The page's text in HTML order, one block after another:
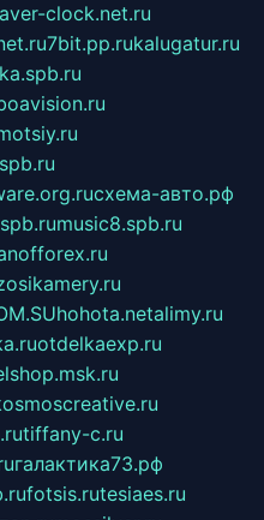
clock.net.ru
7bit.pp.rukalugatur.ru
схема-авто.рф
music8.spb.ru
hohota.netalimy.ru
otdelkaexp.ru
tiffany-c.ru
галактика73.рф
fotsis.rutesiaes.ru